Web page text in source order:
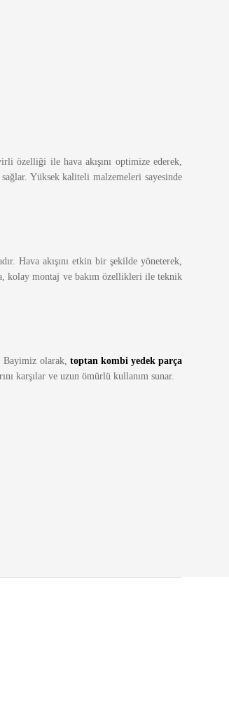
özelliği ile hava akışını optimize ederek,
Yüksek kaliteli malzemeleri sayesinde
Hava akışını etkin bir şekilde yöneterek,
kolay montaj ve bakım özellikleri ile teknik
Bayimiz olarak, toptan kombi yedek parça
karşılar ve uzun ömürlü kullanım sunar.